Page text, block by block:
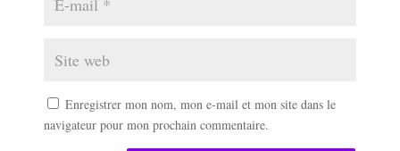
Enregistrer mon nom, mon e-mail et mon site dans le
navigateur pour mon prochain commentaire.